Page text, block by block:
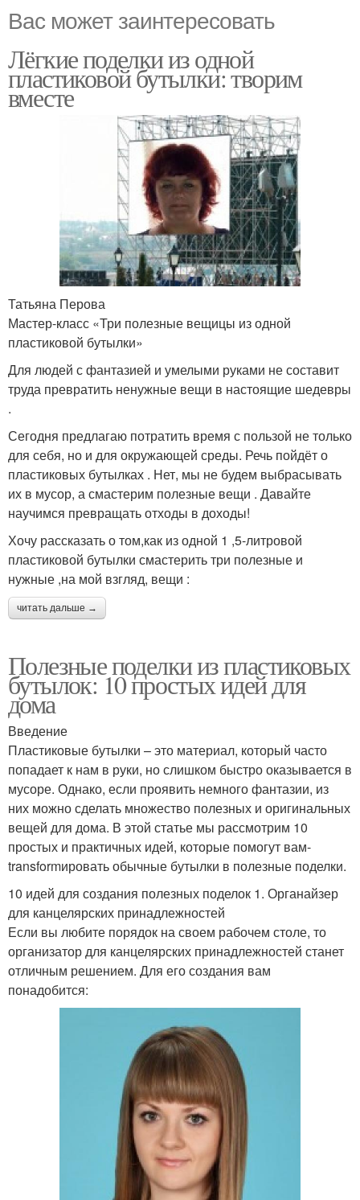
Вас может заинтересовать
Лёгкие поделки из одной
пластиковой бутылки: творим
вместе
Татьяна Перова
Мастер-класс «Три полезные вещицы из одной
пластиковой бутылки»
Для людей с фантазией и умелыми руками не составит
труда превратить ненужные вещи в настоящие шедевры
.
Сегодня предлагаю потратить время с пользой не только
для себя, но и для окружающей среды. Речь пойдёт о
пластиковых бутылках . Нет, мы не будем выбрасывать
их в мусор, а смастерим полезные вещи . Давайте
научимся превращать отходы в доходы!
Хочу рассказать о том,как из одной 1 ,5-литровой
пластиковой бутылки смастерить три полезные и
нужные ,на мой взгляд, вещи :
читать дальше →
Полезные поделки из пластиковых
бутылок: 10 простых идей для
дома
Введение
Пластиковые бутылки – это материал, который часто
попадает к нам в руки, но слишком быстро оказывается в
мусоре. Однако, если проявить немного фантазии, из
них можно сделать множество полезных и оригинальных
вещей для дома. В этой статье мы рассмотрим 10
простых и практичных идей, которые помогут вам-
transformировать обычные бутылки в полезные поделки.
10 идей для создания полезных поделок 1. Органайзер
для канцелярских принадлежностей
Если вы любите порядок на своем рабочем столе, то
организатор для канцелярских принадлежностей станет
отличным решением. Для его создания вам
понадобится: